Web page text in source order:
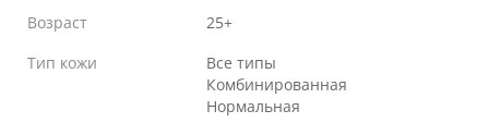
Возраст
25+
Тип кожи
Все типы
Комбинированная
Нормальная